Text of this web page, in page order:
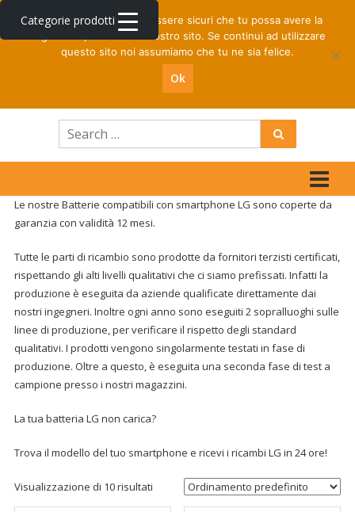
Skip
content
Spedizione rapida per ordini entro le ore 16 | Prezzi
riservati centri di riparazione
B2B
Smartex
Ricambi
cellulari
telefonia
Le nostre Batterie compatibili con smartphone LG sono coperte da
garanzia con validità 12 mesi.
Tutte le parti di ricambio sono prodotte da fornitori terzisti certificati,
rispettando gli alti livelli qualitativi che ci siamo prefissati. Infatti la
produzione è eseguita da aziende qualificate direttamente dai
nostri ingegneri. Inoltre ogni anno sono eseguiti 2 sopralluoghi sulle
linee di produzione, per verificare il rispetto degli standard
qualitativi. I prodotti vengono singolarmente testati in fase di
produzione. Oltre a questo, è eseguita una seconda fase di test a
campione presso i nostri magazzini.
La tua batteria LG non carica?
Trova il modello del tuo smartphone e ricevi i ricambi LG in 24 ore!
Visualizzazione di 10 risultati
Categorie prodotti
Utilizziamo i cookie per essere sicuri che tu possa avere la
migliore esperienza sul nostro sito. Se continui ad utilizzare
questo sito noi assumiamo che tu ne sia felice.
Ok